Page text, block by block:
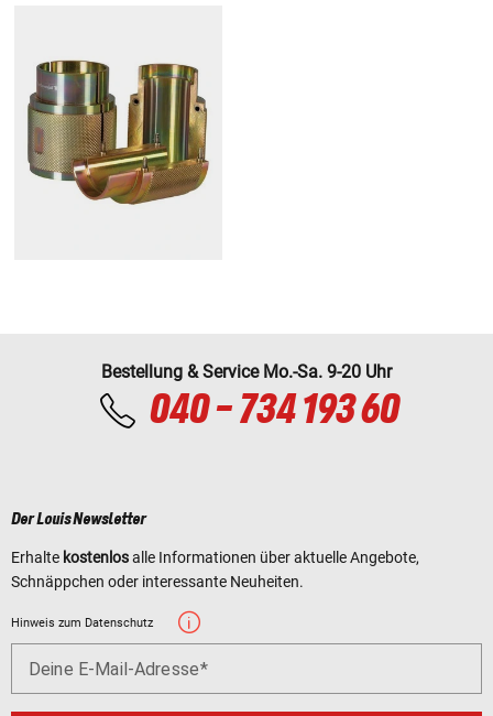
Bestellung & Service Mo.-Sa. 9-20 Uhr
040 - 734 193 60
Der Louis Newsletter
Erhalte kostenlosalle Informationen über aktuelle Angebote,
Schnäppchen oder interessante Neuheiten.
Hinweis zum Datenschutz
Deine E-Mail-Adresse